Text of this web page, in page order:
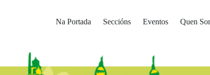
Na Portada Seccións Eventos Quen